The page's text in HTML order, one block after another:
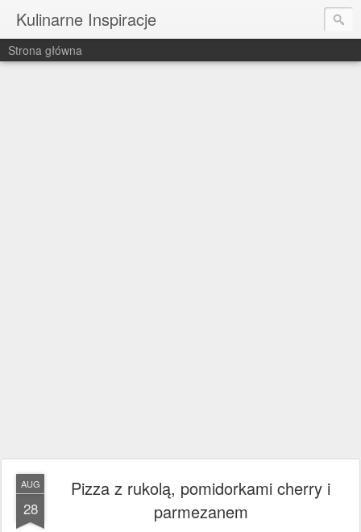
Kulinarne Inspiracje
Strona główna
AUG
28
Pizza z rukolą, pomidorkami cherry i
parmezanem